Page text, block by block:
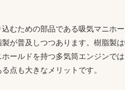
むための部品である吸気マニホ
が普及しつつあります。樹脂製
ールドを持つ多気筒エンジンで
点も大きなメリットです。